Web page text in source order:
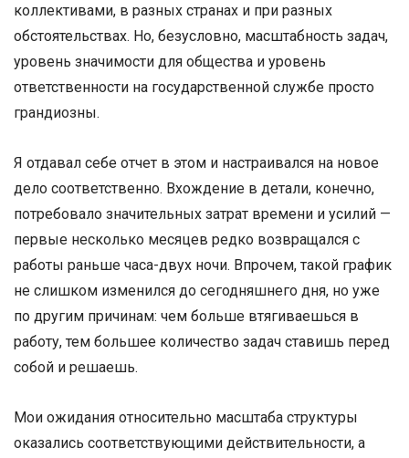
коллективами, в разных странах и при разных
обстоятельствах. Но, безусловно, масштабность задач,
уровень значимости для общества и уровень
ответственности на государственной службе просто
грандиозны.
Я отдавал себе отчет в этом и настраивался на новое
дело соответственно. Вхождение в детали, конечно,
потребовало значительных затрат времени и усилий —
первые несколько месяцев редко возвращался с
работы раньше часа-двух ночи. Впрочем, такой график
не слишком изменился до сегодняшнего дня, но уже
по другим причинам: чем больше втягиваешься в
работу, тем большее количество задач ставишь перед
собой и решаешь.
Мои ожидания относительно масштаба структуры
оказались соответствующими действительности, а